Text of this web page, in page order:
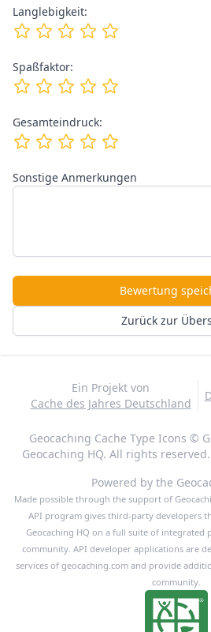
Langlebigkeit:
Spaßfaktor:
Gesamteindruck:
Sonstige Anmerkungen
Zurück zur
Bewertung
Ein Projekt von
Cache des Jahres Deutschland
Geocaching Cache Type Icons ©
Geocaching HQ. All rights
Powered by the
Made possible through the support of
API program gives third-party developers
Geocaching HQ on a full suite of integrated
community. API developer applications are
services of geocaching.com and provide
community.